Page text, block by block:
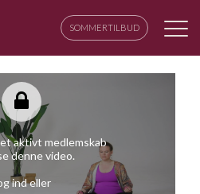
SOMMERTILBUD
aktivt medlemskab
denne video.
ind eller